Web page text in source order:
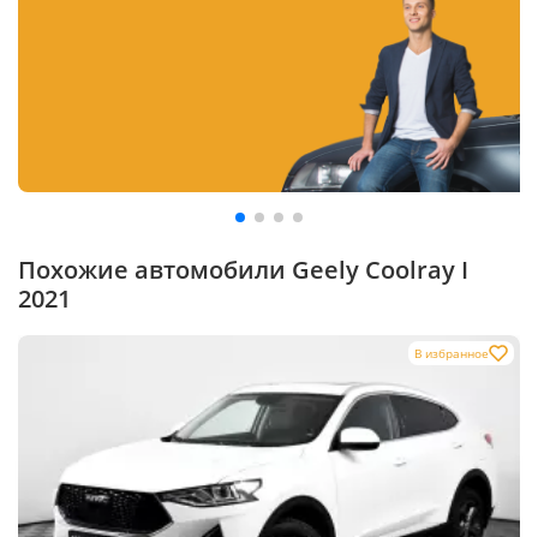
Похожие автомобили Geely Coolray I
2021
В избранное